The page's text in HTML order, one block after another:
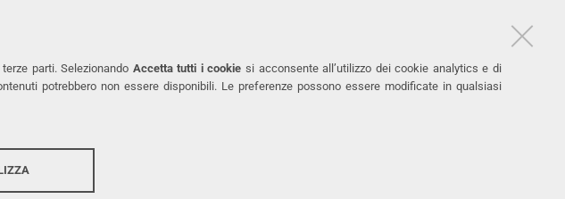
parti. Selezionando Accetta tutti i cookie si acconsente all’utilizzo dei cookie analytics e di
potrebbero non essere disponibili. Le preferenze possono essere modificate in qualsiasi
Tel. +39 0532 293111
Fax. +39 0532 293031
Accessibilità
Protezione dati personali